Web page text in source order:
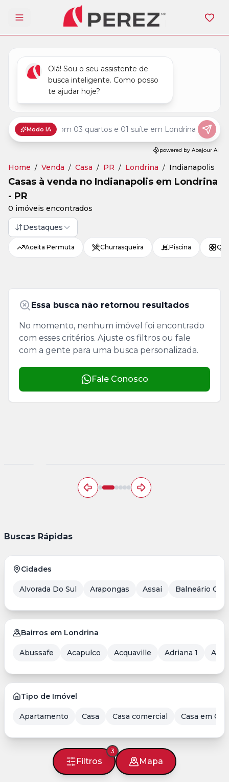
Abrir menu
Filtros
3
Mapa
Home / Venda / Casa / PR / Londrina / Indianapolis
Casas à venda no Indianapolis em Londrina
- PR
0 imóveis encontrados
Destaques
Aceita Permuta Churrasqueira Piscina
Essa busca não retornou resultados
No momento, nenhum imóvel foi encontrado
com esses critérios. Ajuste os filtros ou fale
com a gente para uma busca personalizada.
Fale Conosco
Buscas Rápidas
Cidades
Alvorada Do Sul Arapongas Assaí Balneário
Bairros em Londrina
Abussafe Acapulco Acquaville Adriana 1
Tipo de Imóvel
Apartamento Casa Casa comercial Casa em